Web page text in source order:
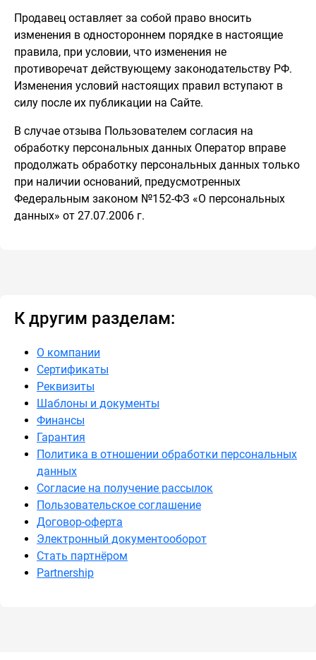
Продавец оставляет за собой право вносить
изменения в одностороннем порядке в настоящие
правила, при условии, что изменения не
противоречат действующему законодательству РФ.
Изменения условий настоящих правил вступают в
силу после их публикации на Сайте.
В случае отзыва Пользователем согласия на
обработку персональных данных Оператор вправе
продолжать обработку персональных данных только
при наличии оснований, предусмотренных
Федеральным законом №152-ФЗ «О персональных
данных» от 27.07.2006 г.
К другим разделам:
О компании
Сертификаты
Реквизиты
Шаблоны и документы
Финансы
Гарантия
Политика в отношении обработки персональных
данных
Согласие на получение рассылок
Пользовательское соглашение
Договор-оферта
Электронный документооборот
Стать партнёром
Partnership